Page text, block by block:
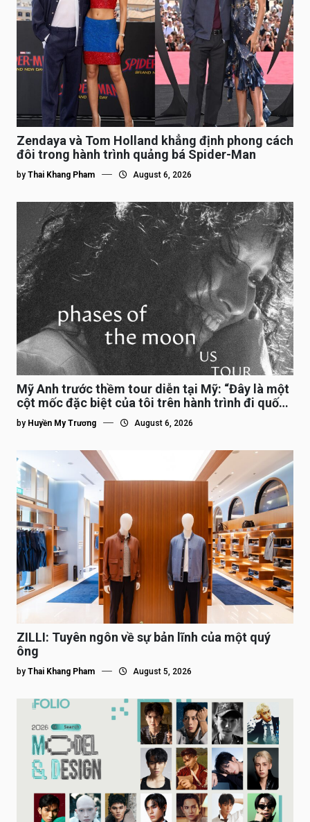
Zendaya và Tom Holland khẳng định phong cách
đôi trong hành trình quảng bá Spider-Man
by Thai Khang Pham August 6, 2026
Mỹ Anh trước thềm tour diễn tại Mỹ: “Đây là một
cột mốc đặc biệt của tôi trên hành trình đi quốc
tế”
by Huyền My Trương August 6, 2026
ZILLI: Tuyên ngôn về sự bản lĩnh của một quý
ông
by Thai Khang Pham August 5, 2026